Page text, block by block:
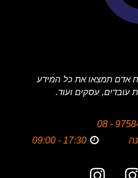
אדם תמצאו את כל המידע
עובדים, עסקים ועוד.
17:30 - 09:00